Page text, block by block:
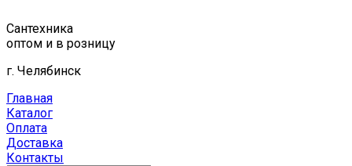
к
содержимому
Сантехника
оптом и в розницу
г. Челябинск
Главная
Каталог
Оплата
Доставка
Контакты